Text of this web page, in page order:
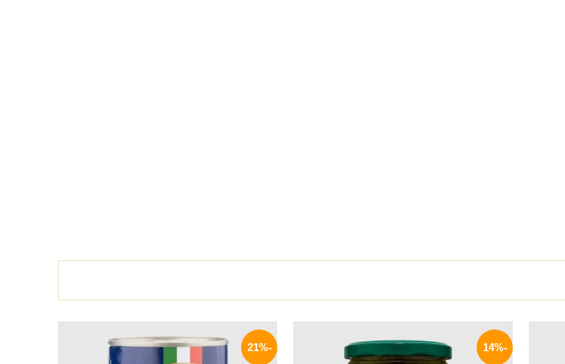
-14%
الأصلي
هو:
الحالي
هو:
-21%
الأصلي الحالي
هو: